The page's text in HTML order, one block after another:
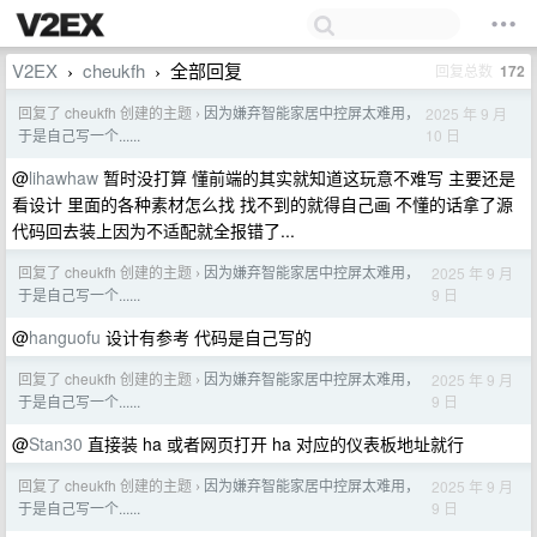
V2EX › cheukfh › 全部回复 回复总数 172
回复了 cheukfh 创建的主题 › 因为嫌弃智能家居中控屏太难用，
于是自己写一个......
2025 年 9 月
10 日
@lihawhaw 暂时没打算 懂前端的其实就知道这玩意不难写 主要还是
看设计 里面的各种素材怎么找 找不到的就得自己画 不懂的话拿了源
代码回去装上因为不适配就全报错了...
回复了 cheukfh 创建的主题 › 因为嫌弃智能家居中控屏太难用，
于是自己写一个......
2025 年 9 月
9 日
@hanguofu 设计有参考 代码是自己写的
回复了 cheukfh 创建的主题 › 因为嫌弃智能家居中控屏太难用，
于是自己写一个......
2025 年 9 月
9 日
@Stan30 直接装 ha 或者网页打开 ha 对应的仪表板地址就行
回复了 cheukfh 创建的主题 › 因为嫌弃智能家居中控屏太难用，
于是自己写一个......
2025 年 9 月
9 日